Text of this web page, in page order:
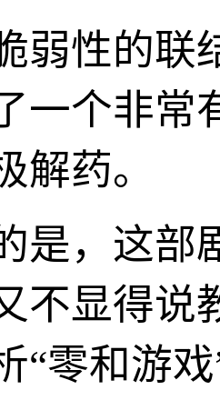
弱性的联
一个非常
解药。
是，这部
不显得说
“零和游